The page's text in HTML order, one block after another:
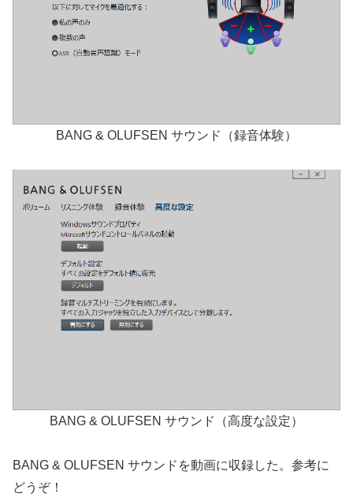
BANG & OLUFSEN サウンド（録音体験）
BANG & OLUFSEN サウンド（高度な設定）
BANG & OLUFSEN サウンドを動画に収録した。参考に
どうぞ！